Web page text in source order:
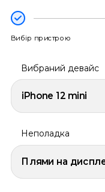
Вибір пристрою
Вибраний девайс
iPhone 12 mini
Неполадка
Плями на